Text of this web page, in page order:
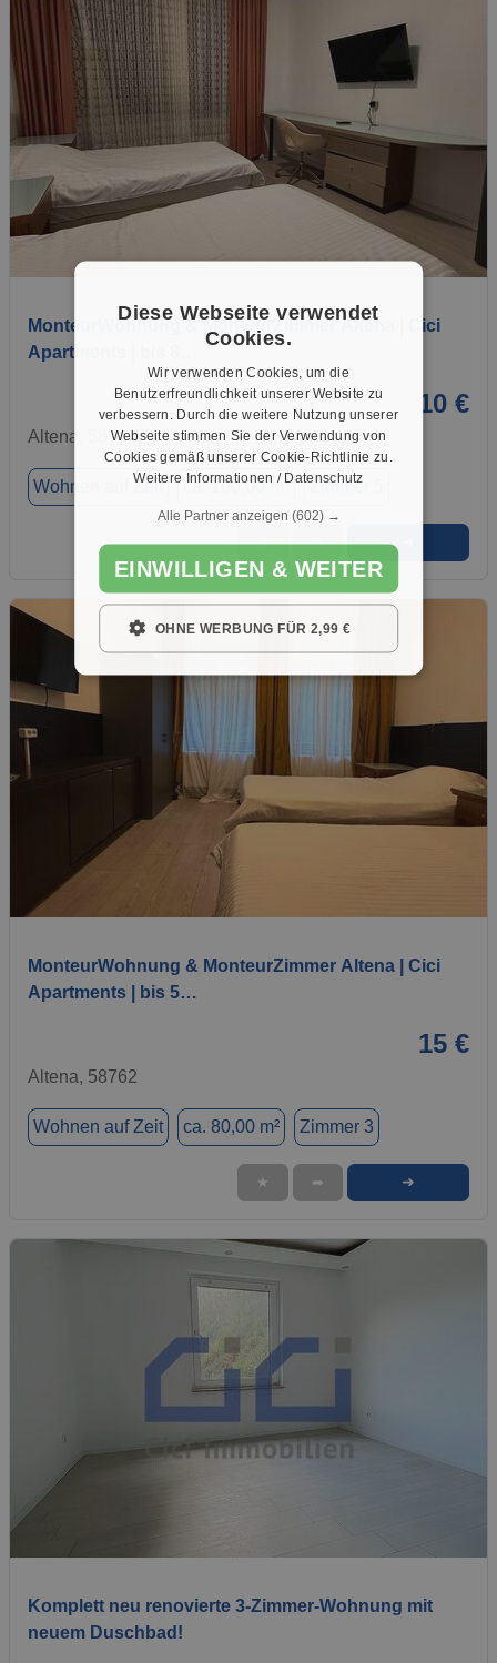
1 / 7
MonteurWohnung & MonteurZimmer Altena | Cici
Apartments | bis 8…
10 €
Altena, 58762
Wohnen auf Zeit ca. 100,00 m² Zimmer 5
★ ➦
MonteurWohnung & MonteurZimmer Altena | Cici
Apartments | bis 5…
15 €
Altena, 58762
Wohnen auf Zeit ca. 80,00 m² Zimmer 3
★ ➦ ➜
Komplett neu renovierte 3-Zimmer-Wohnung mit
neuem Duschbad!
Diese Webseite verwendet
Cookies.
Wir verwenden Cookies, um die
Benutzerfreundlichkeit unserer Website zu
verbessern. Durch die weitere Nutzung unserer
Webseite stimmen Sie der Verwendung von
Cookies gemäß unserer Cookie-Richtlinie zu.
Weitere Informationen / Datenschutz
Alle Partner anzeigen (602) →
EINWILLIGEN & WEITER
OHNE WERBUNG FÜR 2,99 €